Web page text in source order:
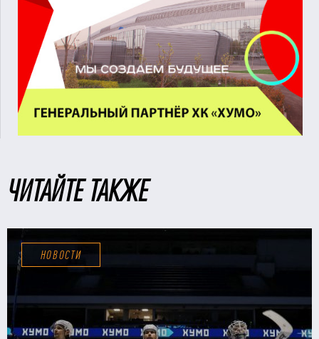
ЧИТАЙТЕ ТАКЖЕ
НОВОСТИ